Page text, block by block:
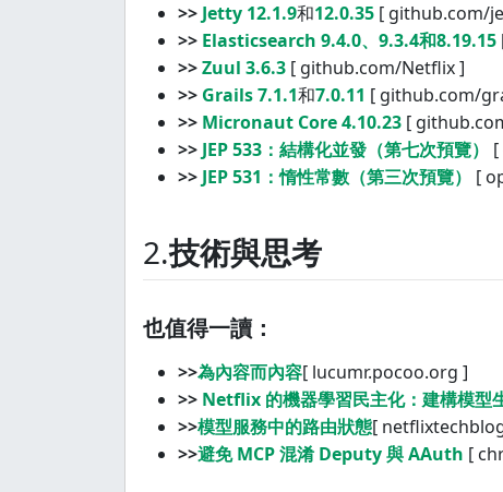
>> Jetty 12.1.9和12.0.35 [ github.com/
>> Elasticsearch 9.4.0、9.3.4和8.19.15
>>Zuul 3.6.3 [ github.com/Netflix ]
>> Grails 7.1.1和7.0.11 [ github.com/
>> Micronaut Core 4.10.23 [
>> JEP 533：結構化並發（第七次預覽）
>> JEP 531：惰性常數（第三次預覽） [
2.技術與思考
也值得一讀：
>>為內容而內容[ lucumr.pocoo.org ]
>> Netflix 的機器學習民主化：建構模型
>>模型服務中的路由狀態[
>>避免 MCP 混淆 Deputy 與 AAuth [